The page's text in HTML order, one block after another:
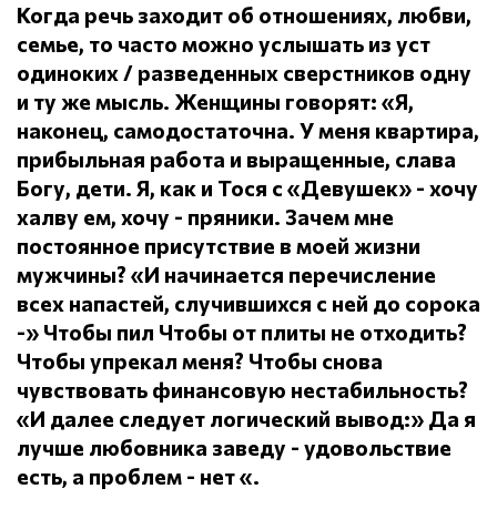
Когда речь заходит об отношениях, любви,
семье, то часто можно услышать из уст
одиноких / разведенных сверстников одну
и ту же мысль. Женщины говорят: «Я,
наконец, самодостаточна. У меня квартира,
прибыльная работа и выращенные, слава
Богу, дети. Я, как и Тося с «Девушек» - хочу
халву ем, хочу - пряники. Зачем мне
постоянное присутствие в моей жизни
мужчины? «И начинается перечисление
всех напастей, случившихся с ней до сорока
-» Чтобы пил Чтобы от плиты не отходить?
Чтобы упрекал меня? Чтобы снова
чувствовать финансовую нестабильность?
«И далее следует логический вывод:» Да я
лучше любовника заведу - удовольствие
есть, а проблем - нет «.